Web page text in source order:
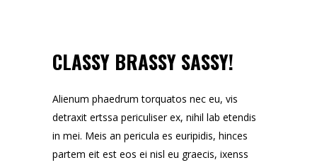
CLASSY BRASSY SASSY!
Alienum phaedrum torquatos nec eu, vis
detraxit ertssa periculiser ex, nihil lab etendis
in mei. Meis an pericula es euripidis, hinces
partem eit est eos ei nisl eu graecis, ixenss